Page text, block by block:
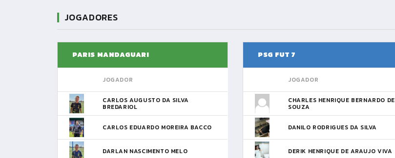
JOGADORES
PARIS MANDAGUARI
JOGADOR
CARLOS AUGUSTO DA SILVA
BREDARIOL
CARLOS EDUARDO MOREIRA BACCO
DARLAN NASCIMENTO MELO
PSG FUT 7
JOGADOR
CHARLES HENRIQUE BERNARDO DE
SOUZA
DANILO RODRIGUES DA SILVA
DERIK HENRIQUE DE ARAUJO VIVA